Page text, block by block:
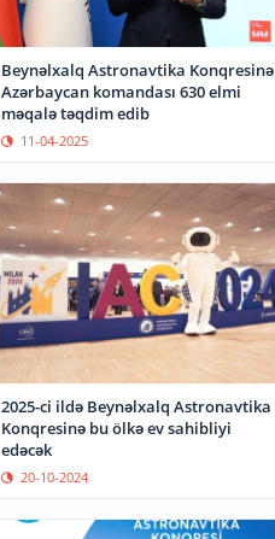
Beynəlxalq Astronavtika Konqresinə
Azərbaycan komandası 630 elmi
məqalə təqdim edib
11-04-2025
2025-ci ildə Beynəlxalq Astronavtika
Konqresinə bu ölkə ev sahibliyi
edəcək
20-10-2024